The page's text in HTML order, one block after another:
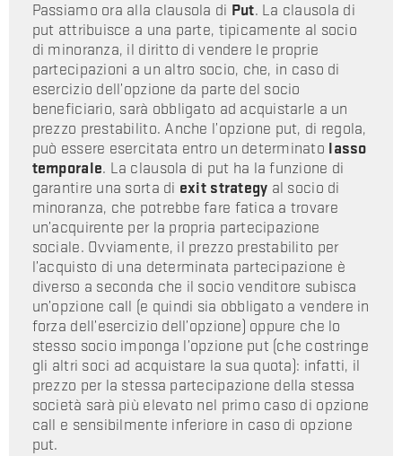
Passiamo ora alla clausola di Put. La clausola di
put attribuisce a una parte, tipicamente al socio
di minoranza, il diritto di vendere le proprie
partecipazioni a un altro socio, che, in caso di
esercizio dell’opzione da parte del socio
beneficiario, sarà obbligato ad acquistarle a un
prezzo prestabilito. Anche l’opzione put, di regola,
può essere esercitata entro un determinato lasso
temporale. La clausola di put ha la funzione di
garantire una sorta di exit strategy al socio di
minoranza, che potrebbe fare fatica a trovare
un’acquirente per la propria partecipazione
sociale. Ovviamente, il prezzo prestabilito per
l’acquisto di una determinata partecipazione è
diverso a seconda che il socio venditore subisca
un’opzione call (e quindi sia obbligato a vendere in
forza dell’esercizio dell’opzione) oppure che lo
stesso socio imponga l’opzione put (che costringe
gli altri soci ad acquistare la sua quota): infatti, il
prezzo per la stessa partecipazione della stessa
società sarà più elevato nel primo caso di opzione
call e sensibilmente inferiore in caso di opzione
put.